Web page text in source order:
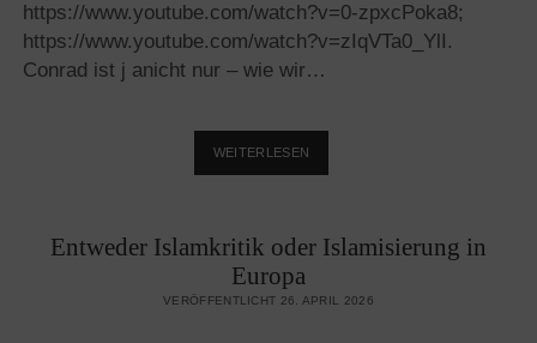
https://www.youtube.com/watch?v=0-zpxcPoka8;
https://www.youtube.com/watch?v=zIqVTa0_YlI.
Conrad ist j anicht nur – wie wir…
WEITERLESEN
IM
GERHARD
Entweder Islamkritik oder Islamisierung in
Europa
VERÖFFENTLICHT 26. APRIL 2026